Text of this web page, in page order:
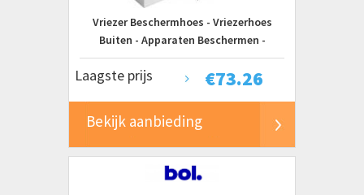
Vriezer Beschermhoes - Vriezerhoes
Buiten - Apparaten Beschermen -
Condensatiewater Controle - 558 x 635 x
85 cm - Grijs
€73.26
Laagste prijs
Bekijk aanbieding